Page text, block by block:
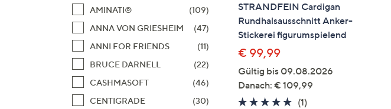
AMINATI®
(109)
ANNA VON GRIESHEIM
(47)
ANNI FOR FRIENDS
(11)
BRUCE DARNELL
(22)
CASHMASOFT
(46)
CENTIGRADE
(30)
STRANDFEIN Cardigan
Rundhalsausschnitt Anker-
Stickerei figurumspielend
€ 99,99
Gültig bis 09.08.2026
Danach: € 109,99
5.0
(1)1